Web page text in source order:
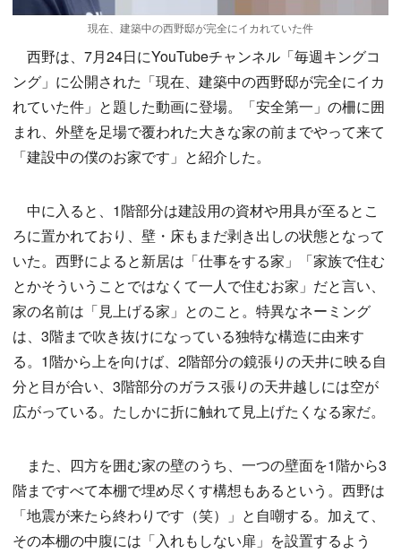
現在、建築中の西野邸が完全にイカれていた件
西野は、7月24日にYouTubeチャンネル「毎週キングコ
ング」に公開された「現在、建築中の西野邸が完全にイカ
れていた件」と題した動画に登場。「安全第一」の柵に囲
まれ、外壁を足場で覆われた大きな家の前までやって来て
「建設中の僕のお家です」と紹介した。
中に入ると、1階部分は建設用の資材や用具が至るとこ
ろに置かれており、壁・床もまだ剥き出しの状態となって
いた。西野によると新居は「仕事をする家」「家族で住む
とかそういうことではなくて一人で住むお家」だと言い、
家の名前は「見上げる家」とのこと。特異なネーミング
は、3階まで吹き抜けになっている独特な構造に由来す
る。1階から上を向けば、2階部分の鏡張りの天井に映る自
分と目が合い、3階部分のガラス張りの天井越しには空が
広がっている。たしかに折に触れて見上げたくなる家だ。
また、四方を囲む家の壁のうち、一つの壁面を1階から3
階まですべて本棚で埋め尽くす構想もあるという。西野は
「地震が来たら終わりです（笑）」と自嘲する。加えて、
その本棚の中腹には「入れもしない扉」を設置するよう